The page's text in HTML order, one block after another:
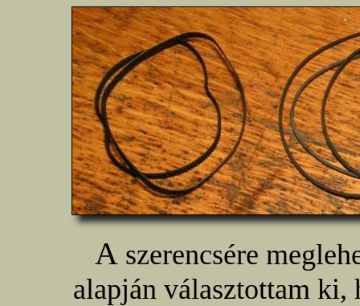
A szerencsére
alapján választottam ki,